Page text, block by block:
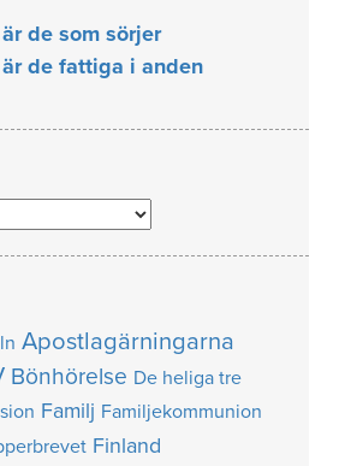
de som sörjer
de fattiga i anden
Apostlagärningarna
Bönhörelse De heliga tre
Familj Familjekommunion
Finland